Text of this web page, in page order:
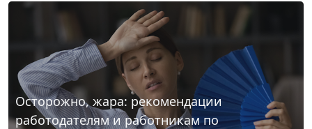
Осторожно, жара: рекомендации
работодателям и работникам по